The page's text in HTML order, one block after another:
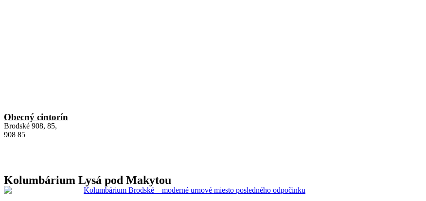
Obecný cintorín
Brodské 908, 85,
908 85
Kolumbárium Lysá pod Makytou